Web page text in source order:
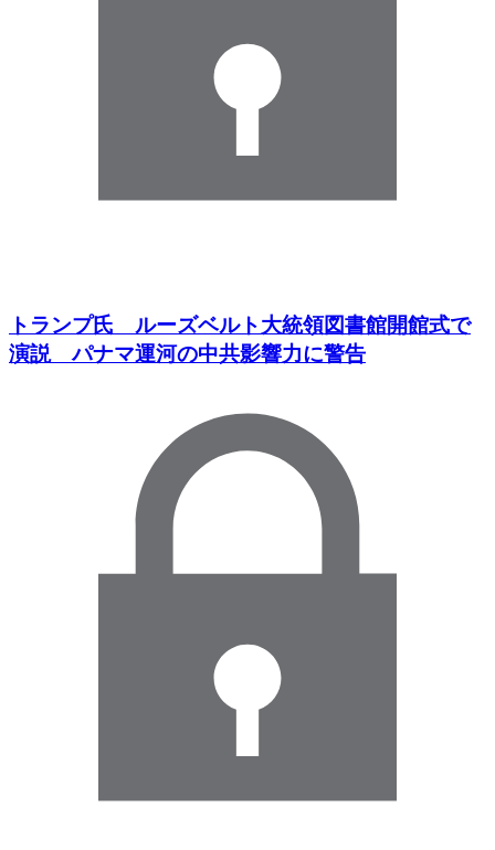
トランプ氏 ルーズベルト大統領図書館開館式で
演説 パナマ運河の中共影響力に警告